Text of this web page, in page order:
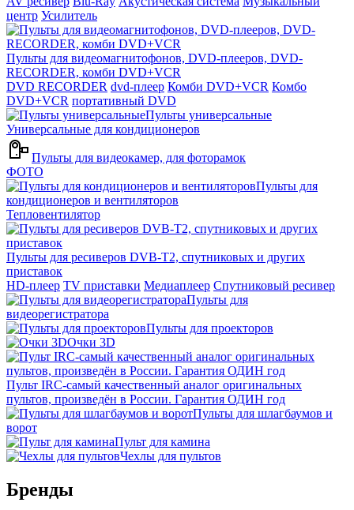
центр Усилитель
Пульты для видеомагнитофонов, DVD-плееров, DVD-
RECORDER, комби DVD+VCR
DVD RECORDER dvd-плеер Комби DVD+VCR Комбо
DVD+VCR портативный DVD
Пульты универсальные
Универсальные для кондиционеров
Пульты для видеокамер, для фоторамок
ФОТО
Пульты для
кондиционеров и вентиляторов
Тепловентилятор
Пульты для ресиверов DVB-T2, спутниковых и других
приставок
HD-плеер TV приставки Медиаплеер Спутниковый ресивер
Пульты для
видеорегистратора
Пульты для проекторов
Очки 3D
Пульт IRC-самый качественный аналог оригинальных
пультов, произведён в России. Гарантия ОДИН год
Пульты для шлагбаумов и
ворот
Пульт для камина
Чехлы для пультов
Бренды